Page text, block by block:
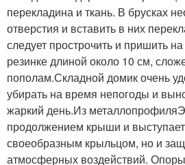
перекладина и ткань. В брусках
отверстия и вставить в них
следует прострочить и пришить
резинке длиной около 10 см,
пополам.Складной домик очень
убирать на время непогоды и
жаркий день.Из
продолжением крыши и
своеобразным крыльцом, но и
атмосферных воздействий.